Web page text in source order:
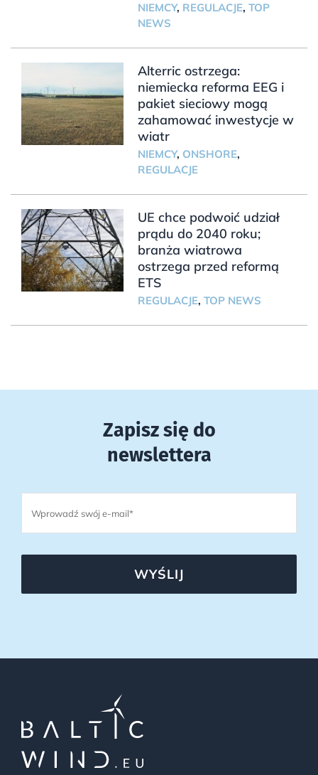
NIEMCY, REGULACJE, TOP
NEWS
Alterric ostrzega:
niemiecka reforma EEG i
pakiet sieciowy mogą
zahamować inwestycje w
wiatr
NIEMCY, ONSHORE,
REGULACJE
UE chce podwoić udział
prądu do 2040 roku;
branża wiatrowa
ostrzega przed reformą
ETS
REGULACJE, TOP NEWS
Zapisz się do
newslettera
WYŚLIJ